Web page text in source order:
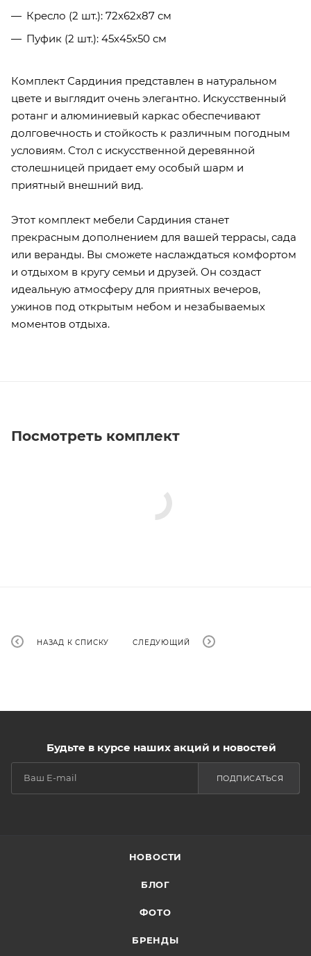
Кресло (2 шт.): 72х62х87 см
Пуфик (2 шт.): 45х45х50 см
Комплект Сардиния представлен в натуральном
цвете и выглядит очень элегантно. Искусственный
ротанг и алюминиевый каркас обеспечивают
долговечность и стойкость к различным погодным
условиям. Стол с искусственной деревянной
столешницей придает ему особый шарм и
приятный внешний вид.
Этот комплект мебели Сардиния станет
прекрасным дополнением для вашей террасы, сада
или веранды. Вы сможете наслаждаться комфортом
и отдыхом в кругу семьи и друзей. Он создаст
идеальную атмосферу для приятных вечеров,
ужинов под открытым небом и незабываемых
моментов отдыха.
Посмотреть комплект
НАЗАД К СПИСКУ СЛЕДУЮЩИЙ
Будьте в курсе наших акций и новостей
ПОДПИСАТЬСЯ
НОВОСТИ
БЛОГ
ФОТО
БРЕНДЫ